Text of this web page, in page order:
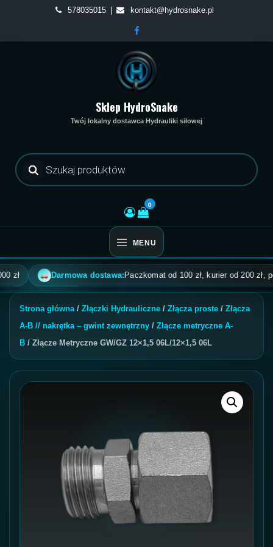
content
578035015 kontakt@hydrosnake.pl
Sklep HydroSnake
Twój lokalny dostawca Hydrauliki siłowej
Wyszukiwarka
produktów
0
MENU
Darmowa dostawa:Paczkomat od 100 zł, kurier od 200 zł,
Strona główna/ Złączki Hydrauliczne / Złącza proste / Złącza
A-B // nakrętka – gwint zewnętrzny / Złącze metryczne A-
B / Złącze Metryczne GW/GZ 12×1,5 06L/12×1,5 06L